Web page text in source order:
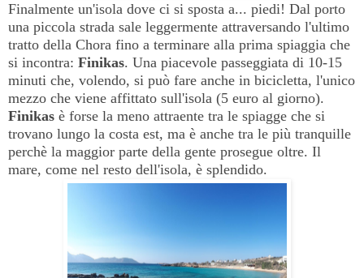
Finalmente un'isola dove ci si sposta a... piedi! Dal porto
una piccola strada sale leggermente attraversando l'ultimo
tratto della Chora fino a terminare alla prima spiaggia che
si incontra: Finikas. Una piacevole passeggiata di 10-15
minuti che, volendo, si può fare anche in bicicletta, l'unico
mezzo che viene affittato sull'isola (5 euro al giorno).
Finikas è forse la meno attraente tra le spiagge che si
trovano lungo la costa est, ma è anche tra le più tranquille
perchè la maggior parte della gente prosegue oltre. Il
mare, come nel resto dell'isola, è splendido.